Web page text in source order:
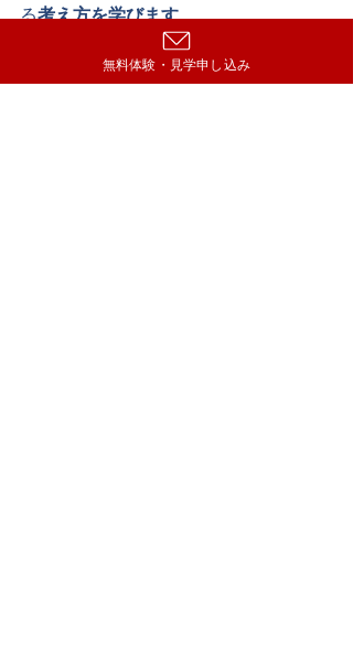
る考え方を学びます。
また、柔術の動きは、無理なねじりや
無料体験・見学申し込み